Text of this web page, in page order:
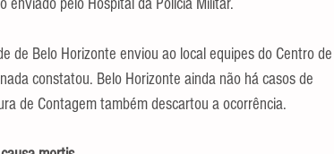
enviado pelo Hospital da Polícia Militar.
de Belo Horizonte enviou ao local equipes do Centro de
constatou. Belo Horizonte ainda não há casos de
de Contagem também descartou a ocorrência.